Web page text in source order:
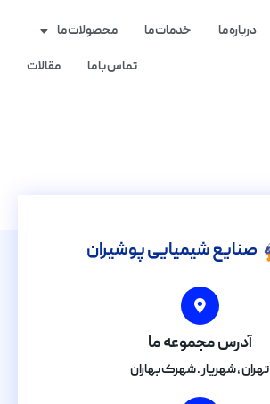
درباره ما خدمات ما
محصولات ما
تماس با ما
مقالات
صنایع شیمیایی پوشیران
آدرس مجموعه ما
تهران , شهریار . شهرک بهاران